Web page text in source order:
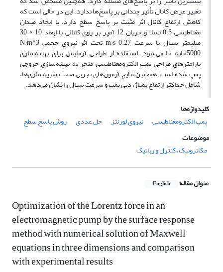
تغییر عرض کانال تأثیر چندانی بر پاسخ‌ها ندارد. این در حالی است که
کاهش ارتفاع کانال اثر مثبت بر پاسخ سطح دارد. با ایجاد میدان
مغناطیسی 0.3 تسلا و جریان 12 آمپر بر روی کانالی با ابعاد 10 × 30
میلیمتر سیال با سرعت m⁄s 0.27 تحت اثر نیروی حجمی N⁄m^3
5000جابه جا می‌شود. استفاده از طراحی آزمایش برای بهینه‌سازی
پارامترهای طراحی پمپ الکترومغناطیسی منجر به بهینه‌سازی خروجی
پمپ‌ شده است. همچنین نتایج آزمون‌های تجربی صحت شبیه‌سازی‌ها،
شامل حداکثر ارتفاع پمپاژ، دبی پمپ و سرعت سیال را نشان می‌دهد.
کلیدواژه‌ها
پمپ الکترومغناطیسی
نیروی لورنتز حل عددی
روش پاسخ سطح
موضوعات
مکاترونیک، کنترل و رباتیک
عنوان مقاله English
Optimization of the Lorentz force in an
electromagnetic pump by the surface response
method with numerical solution of Maxwell
equations in three dimensions and comparison
with experimental results